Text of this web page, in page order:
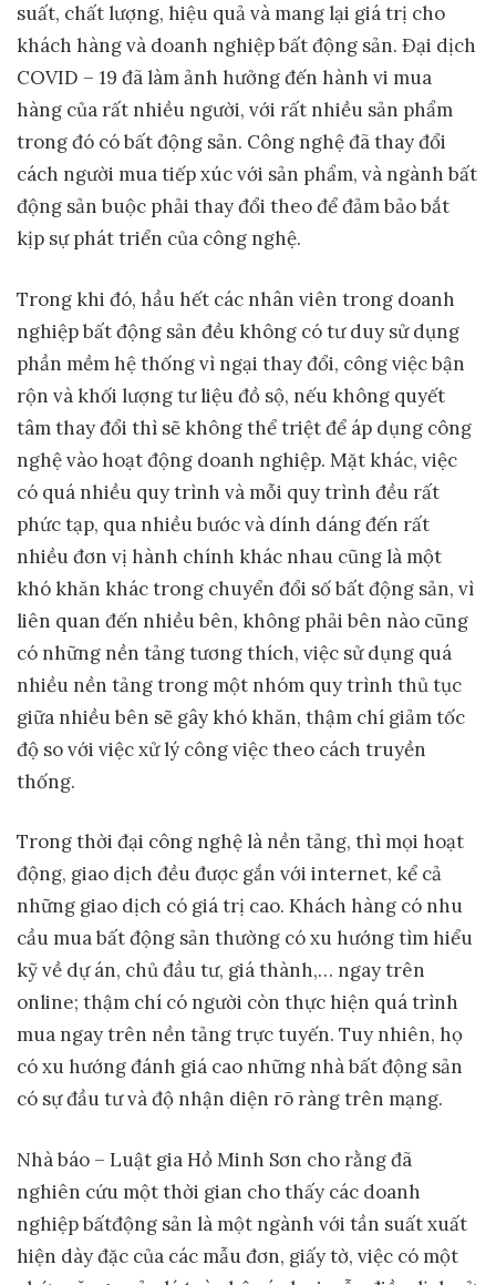
suất, chất lượng, hiệu quả và mang lại giá trị cho
khách hàng và doanh nghiệp bất động sản. Đại dịch
COVID – 19 đã làm ảnh hưởng đến hành vi mua
hàng của rất nhiều người, với rất nhiều sản phẩm
trong đó có bất động sản. Công nghệ đã thay đổi
cách người mua tiếp xúc với sản phẩm, và ngành bất
động sản buộc phải thay đổi theo để đảm bảo bắt
kịp sự phát triển của công nghệ.
Trong khi đó, hầu hết các nhân viên trong doanh
nghiệp bất động sản đều không có tư duy sử dụng
phần mềm hệ thống vì ngại thay đổi, công việc bận
rộn và khối lượng tư liệu đồ sộ, nếu không quyết
tâm thay đổi thì sẽ không thể triệt để áp dụng công
nghệ vào hoạt động doanh nghiệp. Mặt khác, việc
có quá nhiều quy trình và mỗi quy trình đều rất
phức tạp, qua nhiều bước và dính dáng đến rất
nhiều đơn vị hành chính khác nhau cũng là một
khó khăn khác trong chuyển đổi số bất động sản, vì
liên quan đến nhiều bên, không phải bên nào cũng
có những nền tảng tương thích, việc sử dụng quá
nhiều nền tảng trong một nhóm quy trình thủ tục
giữa nhiều bên sẽ gây khó khăn, thậm chí giảm tốc
độ so với việc xử lý công việc theo cách truyền
thống.
Trong thời đại công nghệ là nền tảng, thì mọi hoạt
động, giao dịch đều được gắn với internet, kể cả
những giao dịch có giá trị cao. Khách hàng có nhu
cầu mua bất động sản thường có xu hướng tìm hiểu
kỹ về dự án, chủ đầu tư, giá thành,… ngay trên
online; thậm chí có người còn thực hiện quá trình
mua ngay trên nền tảng trực tuyến. Tuy nhiên, họ
có xu hướng đánh giá cao những nhà bất động sản
có sự đầu tư và độ nhận diện rõ ràng trên mạng.
Nhà báo – Luật gia Hồ Minh Sơn cho rằng đã
nghiên cứu một thời gian cho thấy các doanh
nghiệp bấtđộng sản là một ngành với tần suất xuất
hiện dày đặc của các mẫu đơn, giấy tờ, việc có một